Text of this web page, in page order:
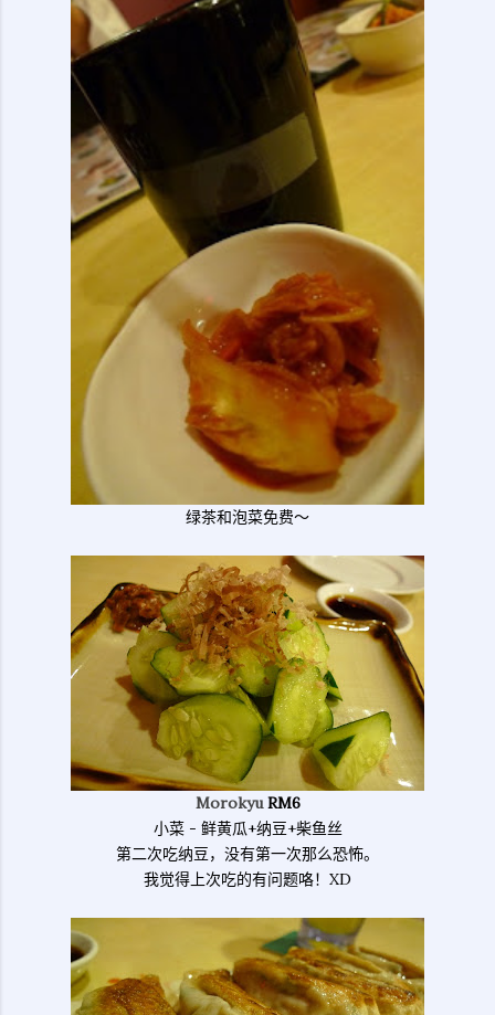
绿茶和泡菜免费～
MorokyuRM6
小菜 - 鲜黄瓜+纳豆+柴鱼丝
第二次吃纳豆，没有第一次那么恐怖。
我觉得上次吃的有问题咯！XD